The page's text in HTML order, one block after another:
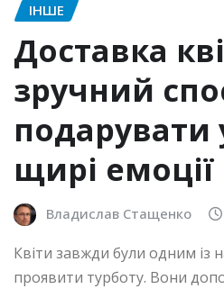
ІНШЕ
Доставка
зручний
подарувати
щирі емоції
Владислав Стащенко
Квіти завжди були одним із
проявити турботу. Вони